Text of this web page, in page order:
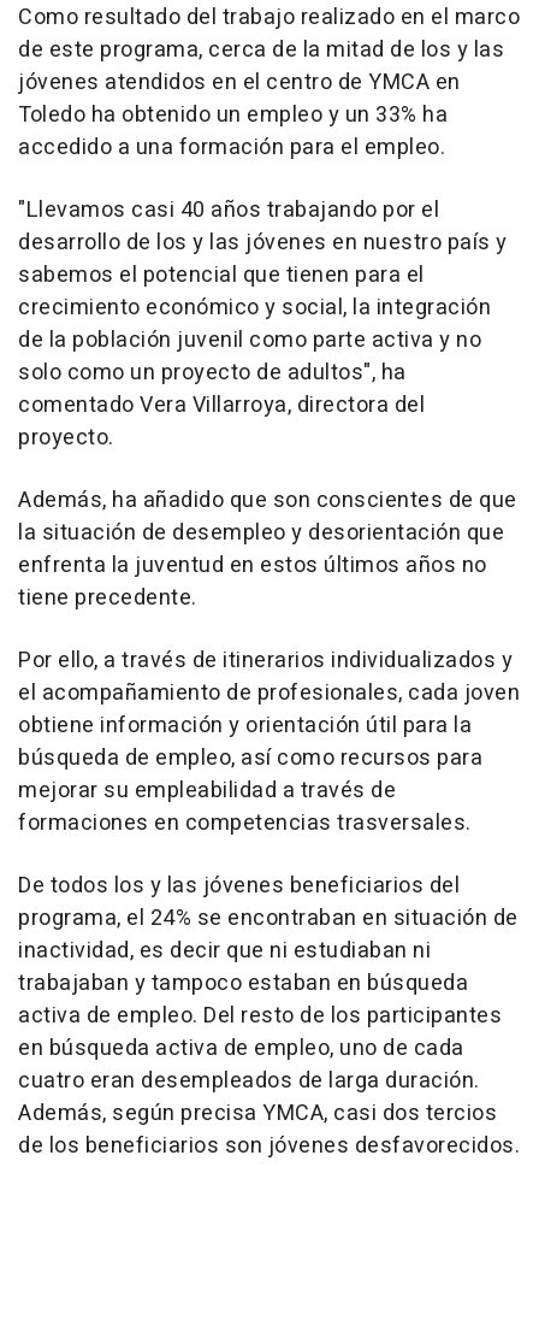
Como resultado del trabajo realizado en el marco
de este programa, cerca de la mitad de los y las
jóvenes atendidos en el centro de YMCA en
Toledo ha obtenido un empleo y un 33% ha
accedido a una formación para el empleo.
"Llevamos casi 40 años trabajando por el
desarrollo de los y las jóvenes en nuestro país y
sabemos el potencial que tienen para el
crecimiento económico y social, la integración
de la población juvenil como parte activa y no
solo como un proyecto de adultos", ha
comentado Vera Villarroya, directora del
proyecto.
Además, ha añadido que son conscientes de que
la situación de desempleo y desorientación que
enfrenta la juventud en estos últimos años no
tiene precedente.
Por ello, a través de itinerarios individualizados y
el acompañamiento de profesionales, cada joven
obtiene información y orientación útil para la
búsqueda de empleo, así como recursos para
mejorar su empleabilidad a través de
formaciones en competencias trasversales.
De todos los y las jóvenes beneficiarios del
programa, el 24% se encontraban en situación de
inactividad, es decir que ni estudiaban ni
trabajaban y tampoco estaban en búsqueda
activa de empleo. Del resto de los participantes
en búsqueda activa de empleo, uno de cada
cuatro eran desempleados de larga duración.
Además, según precisa YMCA, casi dos tercios
de los beneficiarios son jóvenes desfavorecidos.